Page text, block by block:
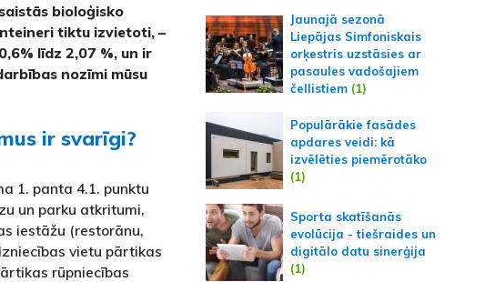
bioloģisko
tiktu izvietoti, –
līdz 2,07 %, un ir
nozīmi mūsu
ir svarīgi?
1. panta 4.1. punktu
un parku atkritumi,
iestāžu (restorānu,
vietu pārtikas
rūpniecības
Jaunajā sezonā
Liepājas Simfoniskais
orķestris uzstāsies ar
pasaules vadošajiem
čellistiem(1)
Populārākie fasādes
apdares veidi: kā
izvēlēties piemērotāko
(1)
Sporta skatīšanās
evolūcija - tiešraides un
digitālo datu sinerģija
(1)